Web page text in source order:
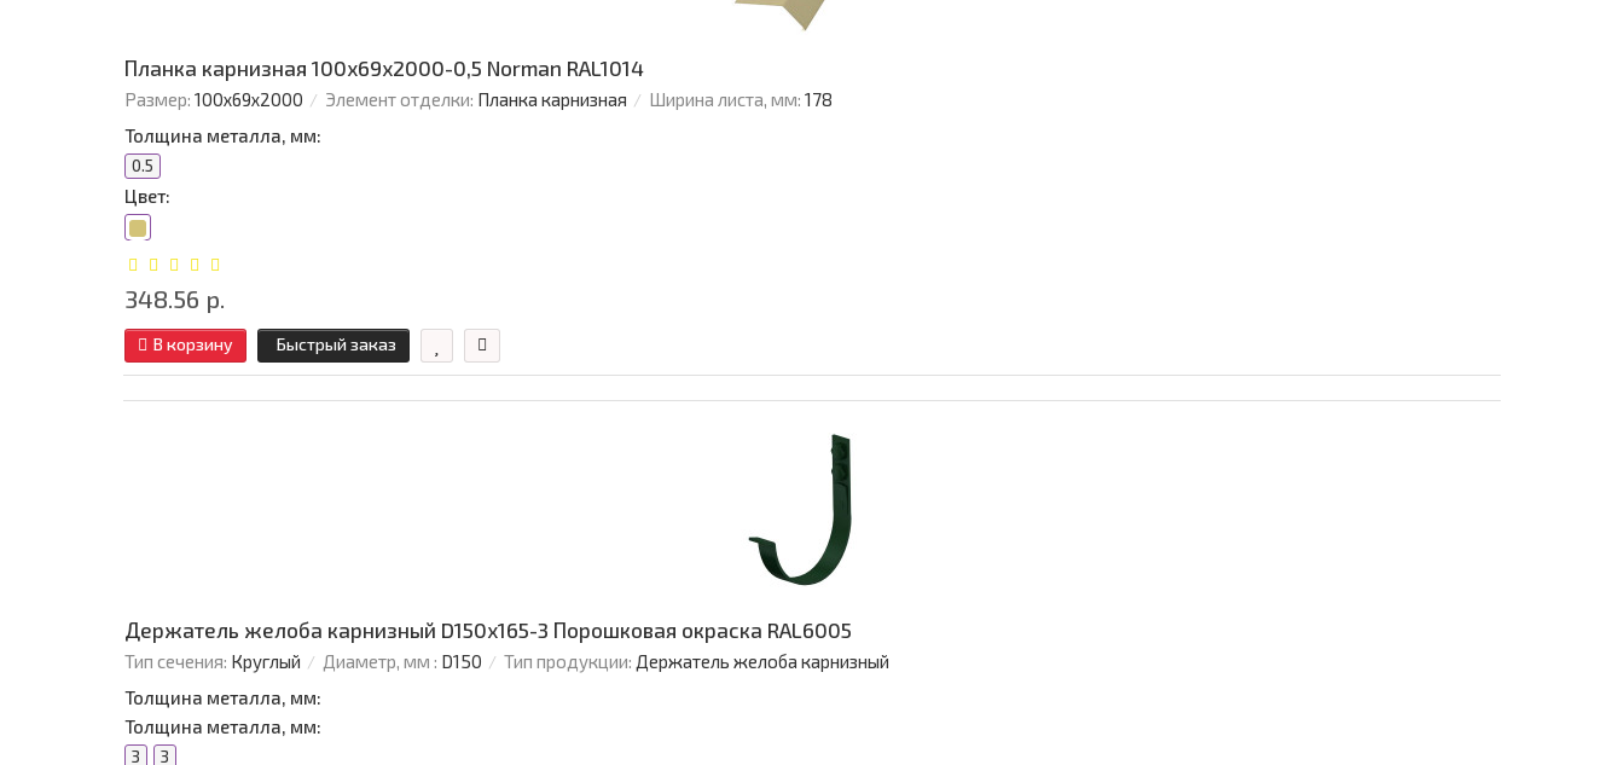
Планка карнизная 100х69х2000-0,5 Norman RAL1014
Размер: 100х69х2000 Элемент отделки: Планка карнизная Ширина листа, мм: 178
Толщина металла, мм:
0.5
Цвет:
348.56 р.
В корзину Быстрый заказ
Держатель желоба карнизный D150х165-3 Порошковая окраска RAL6005
Тип сечения: Круглый Диаметр, мм : D150 Тип продукции: Держатель желоба карнизный
Толщина металла, мм:
Толщина металла, мм:
3 3